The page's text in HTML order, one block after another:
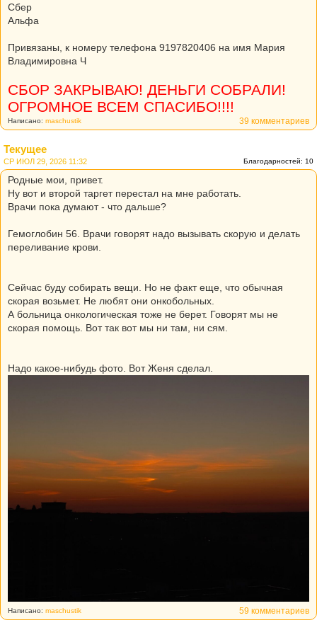
Сбер
Альфа
Привязаны, к номеру телефона 9197820406 на имя Мария
Владимировна Ч
СБОР ЗАКРЫВАЮ! ДЕНЬГИ СОБРАЛИ!
ОГРОМНОЕ ВСЕМ СПАСИБО!!!!
39 комментариев
Написано: maschustik
Текущее
Благодарностей: 10
СР ИЮЛ 29, 2026 11:32
Родные мои, привет.
Ну вот и второй таргет перестал на мне работать.
Врачи пока думают - что дальше?
Гемоглобин 56. Врачи говорят надо вызывать скорую и делать
переливание крови.
Сейчас буду собирать вещи. Но не факт еще, что обычная
скорая возьмет. Не любят они онкобольных.
А больница онкологическая тоже не берет. Говорят мы не
скорая помощь. Вот так вот мы ни там, ни сям.
Надо какое-нибудь фото. Вот Женя сделал.
59 комментариев
Написано: maschustik